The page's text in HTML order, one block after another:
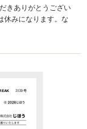
きありがとうござい
休みになります。な